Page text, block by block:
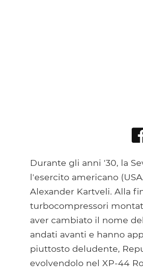
Durante gli anni '30, la
l'esercito americano
Alexander Kartveli. Alla
turbocompressori
aver cambiato il nome
andati avanti e hanno
piuttosto deludente,
evolvendolo nel XP-44